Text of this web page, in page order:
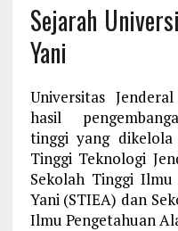
Sejarah
Yani
Universitas
hasil
tinggi yang
Tinggi Teknologi
Sekolah Tinggi
Yani (STIEA) dan
Ilmu Pengetahuan